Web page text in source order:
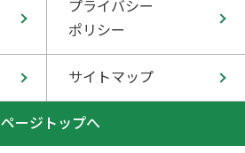
プライバシー
ポリシー
サイトマップ
ページトップへ